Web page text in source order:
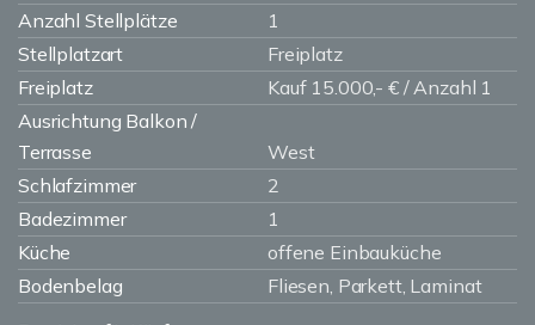
Anzahl Stellplätze
1
Stellplatzart
Freiplatz
Freiplatz
Kauf 15.000,- € / Anzahl 1
Ausrichtung Balkon /
Terrasse
West
Schlafzimmer
2
Badezimmer
1
Küche
offene Einbauküche
Bodenbelag
Fliesen, Parkett, Laminat